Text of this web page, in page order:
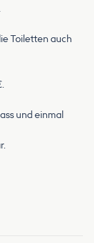
Toiletten auch
und einmal